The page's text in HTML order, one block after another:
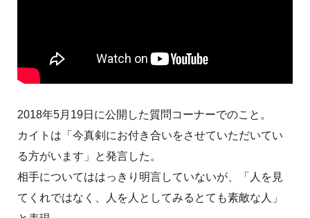
2018年5月19日に公開した質問コーナーでのこと。
カイトは「今真剣にお付き合いをさせていただいてい
る方がいます」と発言した。
相手についてははっきり明言していないが、「人を見
てくれではなく、人を人としてみるとても素敵な人」